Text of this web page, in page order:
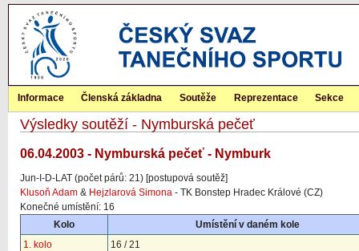
Informace Členská základna Soutěže Reprezentace Sekce
Výsledky soutěží - Nymburská pečeť
06.04.2003 - Nymburská pečeť - Nymburk
Jun-I-D-LAT (počet párů: 21) [postupová soutěž]
Klusoň Adam & Hejzlarová Simona - TK Bonstep Hradec Králové (CZ)
Konečné umístění: 16
Kolo
Umístění v daném kole
1. kolo
16 / 21